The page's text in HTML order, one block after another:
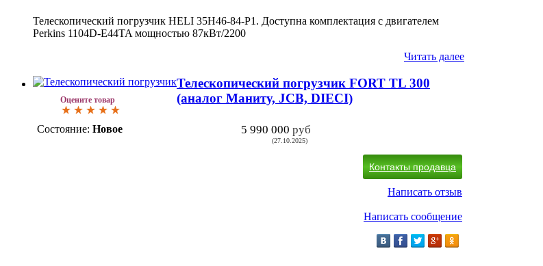
Телескопический погрузчик HELI 35H46-84-P1. Доступна комплектация с двигателем
Perkins 1104D-E44TA мощностью 87кВт/2200
Читать далее
Оцените товар
Телескопический погрузчик FORT TL 300
(аналог Маниту, JCB, DIECI)
Состояние: Новое 5 990 000 руб
(27.10.2025)
Контакты продавца
Написать отзыв
Написать сообщение